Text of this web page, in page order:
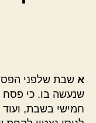
א שבת שלפני
שנעשה בו. כי פסח
חמישי בשבת, ועוד